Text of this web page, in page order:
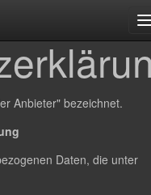
Anbieter" bezeichnet.
Daten, die unter